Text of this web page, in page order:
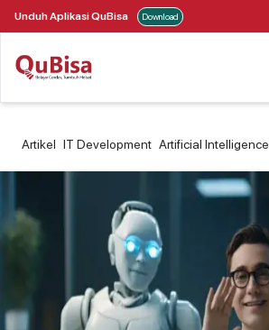
Unduh Aplikasi QuBisa Download
Artikel IT Development Artificial Intelligence